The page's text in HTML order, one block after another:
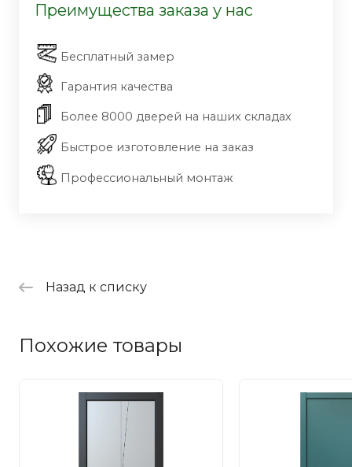
Преимущества заказа у нас
Бесплатный замер
Гарантия качества
Более 8000 дверей на наших складах
Быстрое изготовление на заказ
Профессиональный монтаж
Назад к списку
Похожие товары